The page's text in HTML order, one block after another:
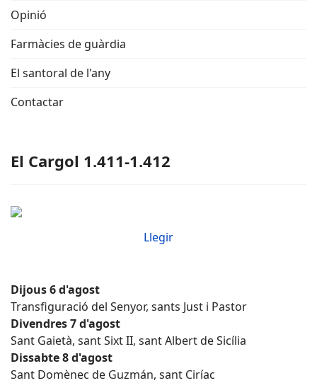
Opinió
Farmàcies de guàrdia
El santoral de l'any
Contactar
El Cargol 1.411-1.412
Llegir
Dijous 6 d'agost
Transfiguració del Senyor, sants Just i Pastor
Divendres 7 d'agost
Sant Gaietà, sant Sixt II, sant Albert de Sicília
Dissabte 8 d'agost
Sant Domènec de Guzmán, sant Ciríac